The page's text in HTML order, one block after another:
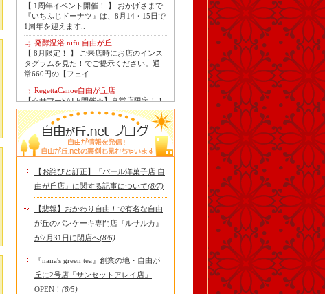
【 1周年イベント開催！ 】 おかげさまで
『いちふじドーナツ』は、8月14・15日で
1周年を迎えます..
発酵温浴 nifu 自由が丘
【 8月限定！ 】 ご来店時にお店のインス
タグラムを見た！でご提示ください。通
常660円の【フェイ..
RegettaCanoe自由が丘店
【☆サマーSALE開催☆】直営店限定！！
お得なサンダルがいっぱい！！ こんにち
は！！RegettaCanoe自..
中華ばんばん
8月15日（土）は夏季休業とさせていただ
きます。 翌16日（日）は通常通り定休日
ですので、2連休となり..
tomoru
土曜日限定ランチセット(12:00〜15:00)は
じまりました！※数量限定その日のおす
冷え性改善協会 ICITO
【 よもぎ蒸しやリラクゼーション専門の
エステサロン、リ..
【お詫びと訂正】『パール洋菓子店 自
由が丘店』に関する記事について(8/7)
【悲報】おかわり自由！で有名な自由
が丘のパンケーキ専門店『ルサルカ』
が7月31日に閉店へ(8/6)
『nana's green tea』創業の地・自由が
丘に2号店「サンセットアレイ店」
OPEN！ (8/5)